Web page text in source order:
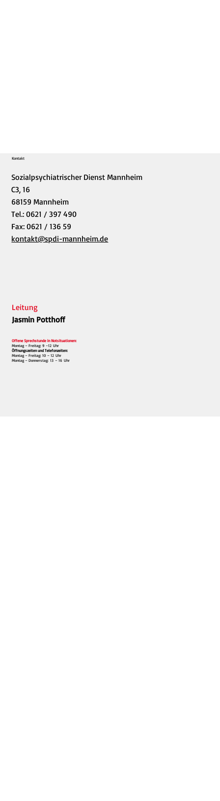
Kontakt
Sozialpsychiatrischer Dienst Mannheim
C3, 16
68159 Mannheim
Tel.: 0621 / 397 490
Fax: 0621 / 136 59
kontakt@spdi-mannheim.de
Leitung
Jasmin Potthoff
Offene Sprechstunde in Notsituationen:
Montag – Freitag: 9 –12 Uhr
Öffnungszeiten und Telefonzeiten:
Montag – Freitag: 10 – 12 Uhr
Montag – Donnerstag: 13 – 16 Uhr